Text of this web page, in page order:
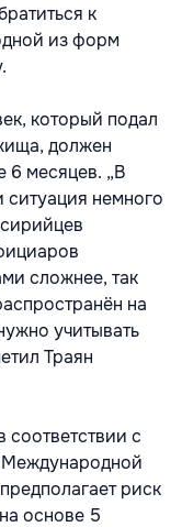
к
из форм
который подал
должен
6 месяцев. „В
немного
сложнее, так
на
учитывать
Траян
соответствии с
риск
основе 5